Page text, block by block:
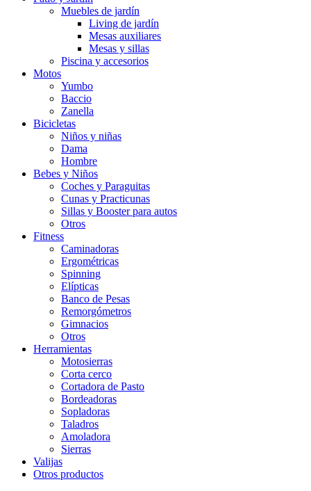
Muebles de jardín
Living de jardín
Mesas auxiliares
Mesas y sillas
Piscina y accesorios
Motos
Yumbo
Baccio
Zanella
Bicicletas
Niños y niñas
Dama
Hombre
Bebes y Niños
Coches y Paraguitas
Cunas y Practicunas
Sillas y Booster para autos
Otros
Fitness
Caminadoras
Ergométricas
Spinning
Elípticas
Banco de Pesas
Remorgómetros
Gimnacios
Otros
Herramientas
Motosierras
Corta cerco
Cortadora de Pasto
Bordeadoras
Sopladoras
Taladros
Amoladora
Sierras
Valijas
Otros productos